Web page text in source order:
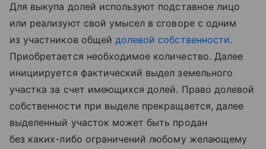
Для выкупа долей используют подставное лицо
или реализуют свой умысел в сговоре с одним
из участников общей долевой собственности.
Приобретается необходимое количество. Далее
инициируется фактический выдел земельного
участка за счет имеющихся долей. Право долевой
собственности при выделе прекращается, далее
выделенный участок может быть продан
без каких-либо ограничений любому желающему